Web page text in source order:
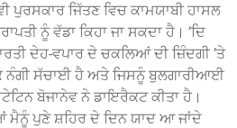
ਪੁਰਸਕਾਰ ਜਿੱਤਣ ਵਿਚ ਕਾਮਯਾਬੀ ਹਾਸਲ
ਨੂੰ ਵੱਡਾ ਕਿਹਾ ਜਾ ਸਕਦਾ ਹੈ। ‘ਦਿ
ਦੇਹ-ਵਪਾਰ ਦੇ ਚਕਲਿਆਂ ਦੀ ਜ਼ਿੰਦਗੀ ’ਤੇ
ਨੰਗੀ ਸੱਚਾਈ ਹੈ ਅਤੇ ਜਿਸਨੂੰ ਬੁਲਗਾਰੀਆਈ
ਬੋਜਾਨੇਵ ਨੇ ਡਾਇਰੈਕਟ ਕੀਤਾ ਹੈ।
ਪੁਣੇ ਸ਼ਹਿਰ ਦੇ ਦਿਨ ਯਾਦ ਆ ਜਾਂਦੇ